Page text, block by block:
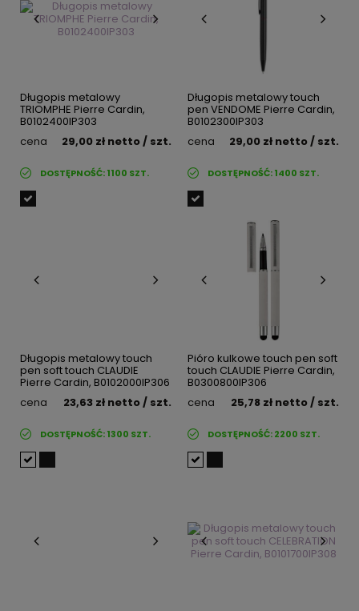
Długopis metalowy
TRIOMPHE Pierre Cardin,
B0102400IP303
cena
29,00 zł netto/ szt.
DOSTĘPNOŚĆ:1100 SZT.
Długopis metalowy touch
pen VENDOME Pierre Cardin,
B0102300IP303
cena
29,00 zł netto/ szt.
DOSTĘPNOŚĆ:1400 SZT.
Długopis metalowy touch
pen soft touch CLAUDIE
Pierre Cardin, B0102000IP306
cena
23,63 zł netto/ szt.
DOSTĘPNOŚĆ:1300 SZT.
Pióro kulkowe touch pen soft
touch CLAUDIE Pierre Cardin,
B0300800IP306
cena
25,78 zł netto/ szt.
DOSTĘPNOŚĆ:2200 SZT.